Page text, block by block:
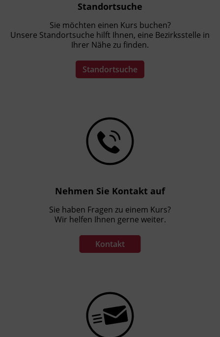
Standortsuche
Sie möchten einen Kurs buchen?
Unsere Standortsuche hilft Ihnen, eine Bezirksstelle in
Ihrer Nähe zu finden.
Standortsuche
Nehmen Sie Kontakt auf
Sie haben Fragen zu einem Kurs?
Wir helfen Ihnen gerne weiter.
Kontakt